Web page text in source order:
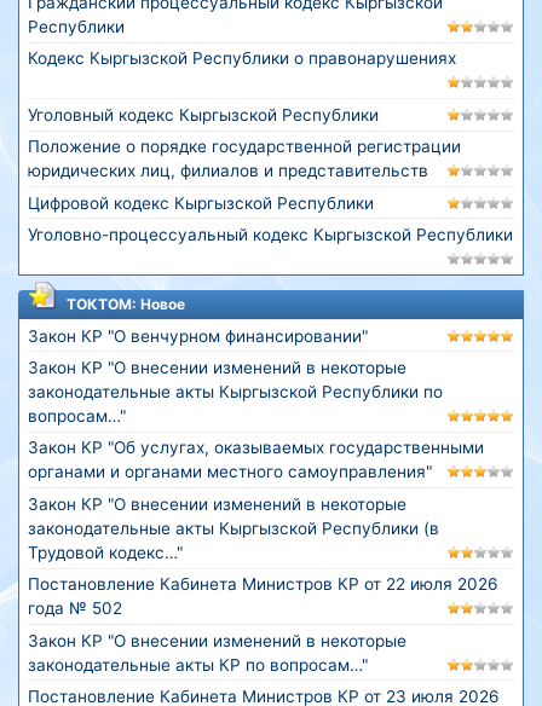
Республики
Кодекс Кыргызской Республики о правонарушениях
Уголовный кодекс Кыргызской Республики
Положение о порядке государственной регистрации
юридических лиц, филиалов и представительств
Цифровой кодекс Кыргызской Республики
Уголовно-процессуальный кодекс Кыргызской Республики
ТОКТОМ: Новое
Закон КР "О венчурном финансировании"
Закон КР "О внесении изменений в некоторые
законодательные акты Кыргызской Республики по
вопросам…"
Закон КР "Об услугах, оказываемых государственными
органами и органами местного самоуправления"
Закон КР "О внесении изменений в некоторые
законодательные акты Кыргызской Республики (в
Трудовой кодекс…"
Постановление Кабинета Министров КР от 22 июля 2026
года № 502
Закон КР "О внесении изменений в некоторые
законодательные акты КР по вопросам…"
Постановление Кабинета Министров КР от 23 июля 2026